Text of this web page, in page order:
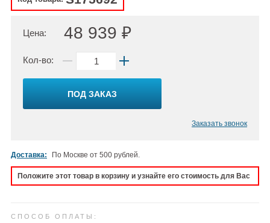
Цена: 48 939 ₽
Кол-во:
ПОД ЗАКАЗ
Заказать звонок
Доставка: По Москве от 500 рублей.
Положите этот товар в корзину и узнайте его стоимость для Вас
СПОСОБ ОПЛАТЫ: